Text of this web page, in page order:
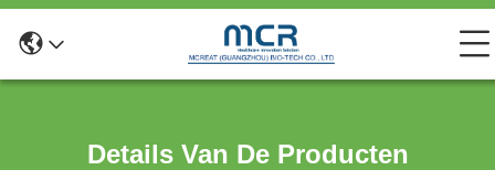
Details Van De Producten